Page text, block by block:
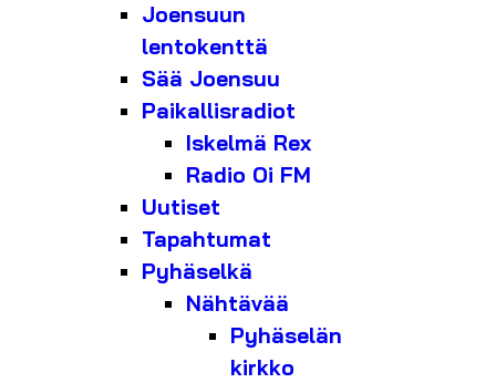
Joensuun
lentokenttä
Sää Joensuu
Paikallisradiot
Iskelmä Rex
Radio Oi FM
Uutiset
Tapahtumat
Pyhäselkä
Nähtävää
Pyhäselän
kirkko